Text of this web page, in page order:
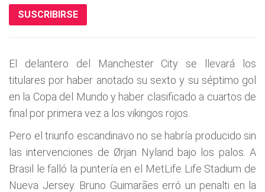
SUSCRIBIRSE
El delantero del Manchester City se llevará los
titulares por haber anotado su sexto y su séptimo gol
en la Copa del Mundo y haber clasificado a cuartos de
final por primera vez a los vikingos rojos.
Pero el triunfo escandinavo no se habría producido sin
las intervenciones de Ørjan Nyland bajo los palos. A
Brasil le falló la puntería en el MetLife Life Stadium de
Nueva Jersey. Bruno Guimarães erró un penalti en la